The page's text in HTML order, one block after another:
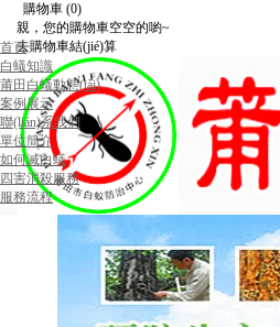
購物車 (0)
親，您的購物車空空的喲~
去購物車結(jié)算
首頁
白蟻知識
莆田白蟻動態(tài)
案例展示
聯(lián)系我們
單位簡介
如何滅白蟻
四害消殺服務
服務流程